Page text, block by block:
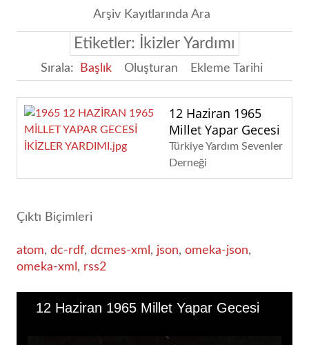
Arşiv Kayıtlarında Ara
Etiketler: İkizler Yardımı
Sırala: Başlık Oluşturan Ekleme Tarihi
12 Haziran 1965
Millet Yapar Gecesi
Türkiye Yardım Sevenler
Derneği
Çıktı Biçimleri
atom, dc-rdf, dcmes-xml , json, omeka-json,
omeka-xml , rss2